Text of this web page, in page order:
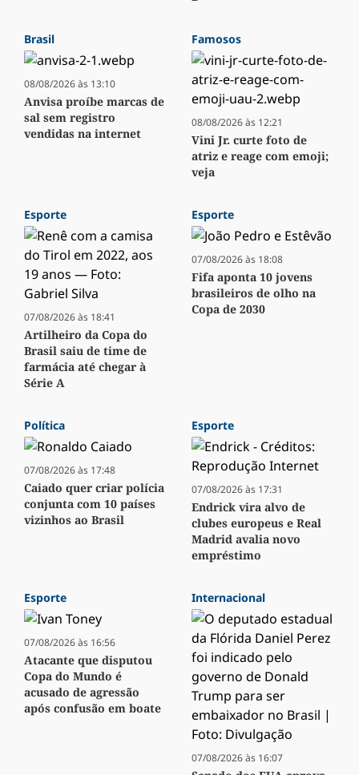
Brasil
08/08/2026 às 13:10
Anvisa proíbe marcas de
sal sem registro
vendidas na internet
Famosos
08/08/2026 às 12:21
Vini Jr. curte foto de
atriz e reage com emoji;
veja
Esporte
07/08/2026 às 18:41
Artilheiro da Copa do
Brasil saiu de time de
farmácia até chegar à
Série A
Esporte
07/08/2026 às 18:08
Fifa aponta 10 jovens
brasileiros de olho na
Copa de 2030
Política
07/08/2026 às 17:48
Caiado quer criar polícia
conjunta com 10 países
vizinhos ao Brasil
Esporte
07/08/2026 às 17:31
Endrick vira alvo de
clubes europeus e Real
Madrid avalia novo
empréstimo
Esporte
07/08/2026 às 16:56
Atacante que disputou
Copa do Mundo é
acusado de agressão
após confusão em boate
Internacional
07/08/2026 às 16:07